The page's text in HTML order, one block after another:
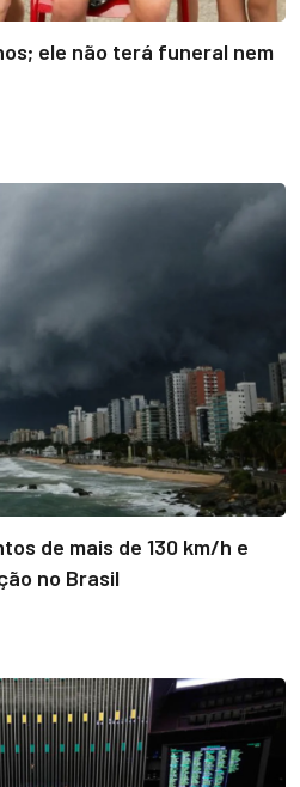
ele não terá funeral nem
de mais de 130 km/h e
no Brasil